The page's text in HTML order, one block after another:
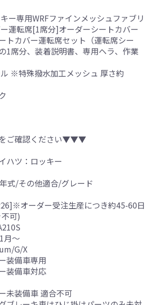
ー専用WRFファインメッシュファブリ
運転席[1席分]オーダーシートカバー
トカバー運転席セット（運転席シー
1席分、装着説明書、専用ヘラ、作業
※特殊撥水加工メッシュ 厚さ約
ご確認ください▼▼▼
ハツ：ロッキー
式/その他適合/グレード
オーダー受注生産につき約45-60日
可)
月～
G/X
装備車専用
装備車対応
未装備車 適合不可